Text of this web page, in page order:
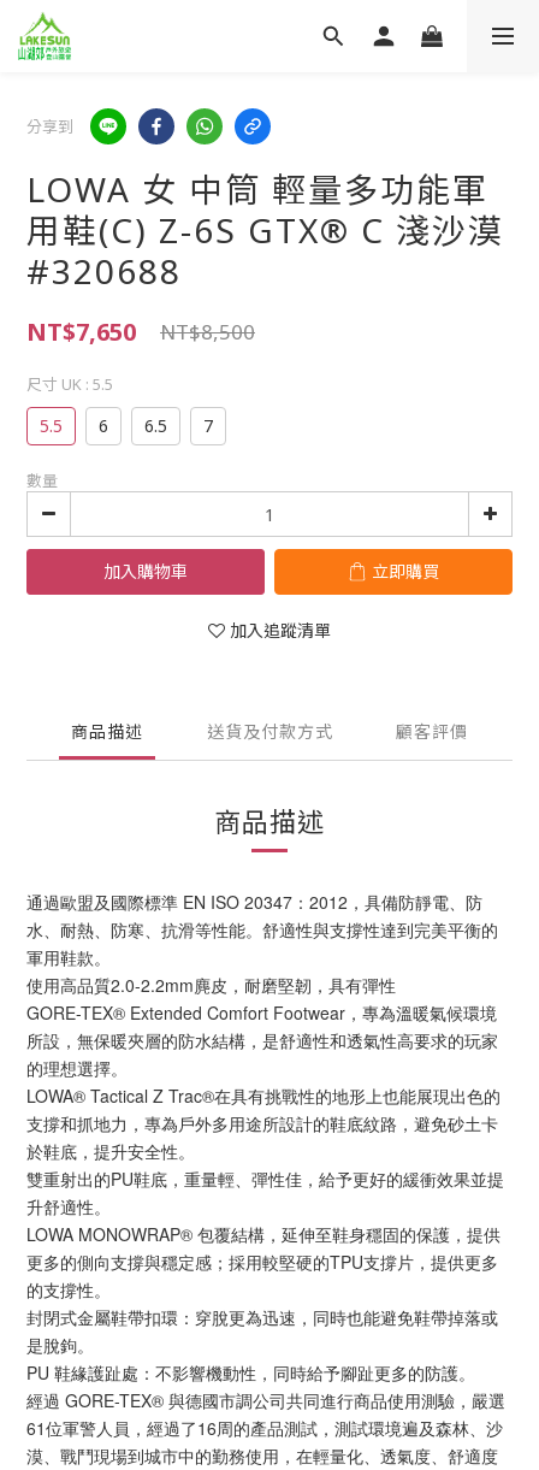
分享到
LOWA 女 中筒 輕量多功能軍
用鞋(C) Z-6S GTX® C 淺沙漠
#320688
NT$7,650 NT$8,500
尺寸 UK : 5.5
5.5 6 6.5 7
數量
加入購物車 立即購買
加入追蹤清單
商品描述 送貨及付款方式 顧客評價
商品描述
通過歐盟及國際標準 EN ISO 20347：2012，具備防靜電、防
水、耐熱、防寒、抗滑等性能。舒適性與支撐性達到完美平衡的
軍用鞋款。
使用高品質2.0-2.2mm麂皮，耐磨堅韌，具有彈性
GORE-TEX® Extended Comfort Footwear，專為溫暖氣候環境
所設，無保暖夾層的防水結構，是舒適性和透氣性高要求的玩家
的理想選擇。
LOWA® Tactical Z Trac®在具有挑戰性的地形上也能展現出色的
支撐和抓地力，專為戶外多用途所設計的鞋底紋路，避免砂土卡
於鞋底，提升安全性。
雙重射出的PU鞋底，重量輕、彈性佳，給予更好的緩衝效果並提
升舒適性。
LOWA MONOWRAP® 包覆結構，延伸至鞋身穩固的保護，提供
更多的側向支撐與穩定感；採用較堅硬的TPU支撐片，提供更多
的支撐性。
封閉式金屬鞋帶扣環：穿脫更為迅速，同時也能避免鞋帶掉落或
是脫鉤。
PU 鞋緣護趾處：不影響機動性，同時給予腳趾更多的防護。
經過 GORE-TEX® 與德國市調公司共同進行商品使用測驗，嚴選
61位軍警人員，經過了16周的產品測試，測試環境遍及森林、沙
漠、戰鬥現場到城市中的勤務使用，在輕量化、透氣度、舒適度